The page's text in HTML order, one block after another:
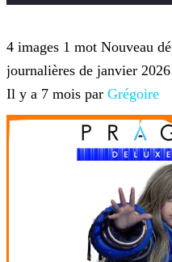
4 images 1 mot Nouveau
journalières de janvier 2026
Il y a 7 mois par Grégoire